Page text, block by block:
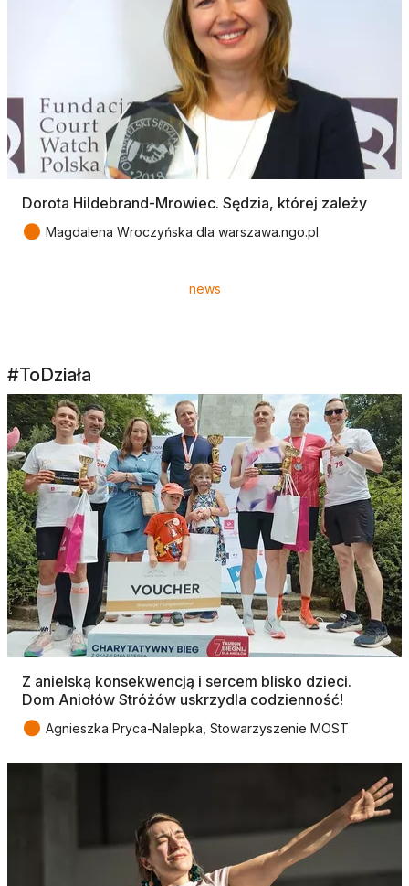
Dorota Hildebrand-Mrowiec. Sędzia, której zależy
● Magdalena Wroczyńska dla warszawa.ngo.pl
news
#ToDziała
Z anielską konsekwencją i sercem blisko dzieci.
Dom Aniołów Stróżów uskrzydla codzienność!
● Agnieszka Pryca-Nalepka, Stowarzyszenie MOST